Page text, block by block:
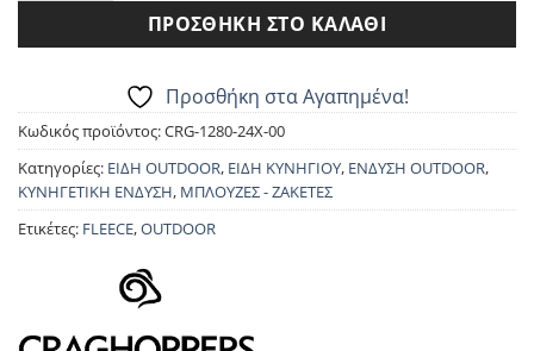
ΠΡΟΣΘΉΚΗ ΣΤΟ ΚΑΛΆΘΙ
Προσθήκη στα Αγαπημένα!
Κωδικός προϊόντος:CRG-1280-24X-00
Κατηγορίες: ΕΙΔΗ OUTDOOR, ΕΙΔΗ ΚΥΝΗΓΙΟΥ, ΕΝΔΥΣΗ OUTDOOR,
ΚΥΝΗΓΕΤΙΚΗ ΕΝΔΥΣΗ, ΜΠΛΟΥΖΕΣ - ΖΑΚΕΤΕΣ
Ετικέτες: FLEECE,OUTDOOR